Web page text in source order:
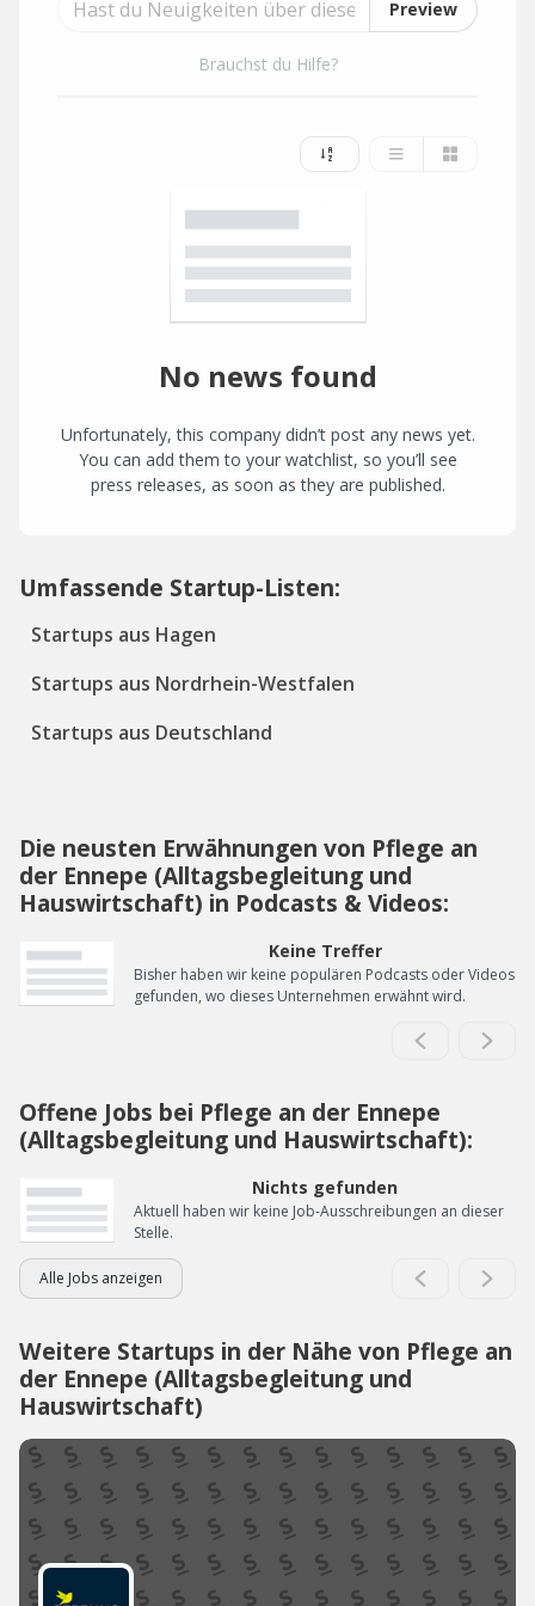
Preview
Brauchst du Hilfe?
No news found
Unfortunately, this company didn’t post any news yet.
You can add them to your watchlist, so you’ll see
press releases, as soon as they are published.
Umfassende Startup-Listen:
Startups aus Hagen
Startups aus Nordrhein-Westfalen
Startups aus Deutschland
Die neusten Erwähnungen von Pflege an
der Ennepe (Alltagsbegleitung und
Hauswirtschaft) in Podcasts & Videos:
Keine Treffer
Bisher haben wir keine populären Podcasts oder Videos
gefunden, wo dieses Unternehmen erwähnt wird.
Offene Jobs bei Pflege an der Ennepe
(Alltagsbegleitung und Hauswirtschaft):
Nichts gefunden
Aktuell haben wir keine Job-Ausschreibungen an dieser
Stelle.
Alle Jobs anzeigen
Weitere Startups in der Nähe von Pflege an
der Ennepe (Alltagsbegleitung und
Hauswirtschaft)